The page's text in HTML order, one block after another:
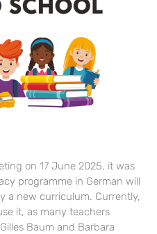
on 17 June 2025, it was
programme in German will
a new curriculum. Currently,
it, as many teachers
Baum and Barbara